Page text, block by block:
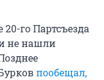
20-го Партсъезда
не нашли
пообещал,